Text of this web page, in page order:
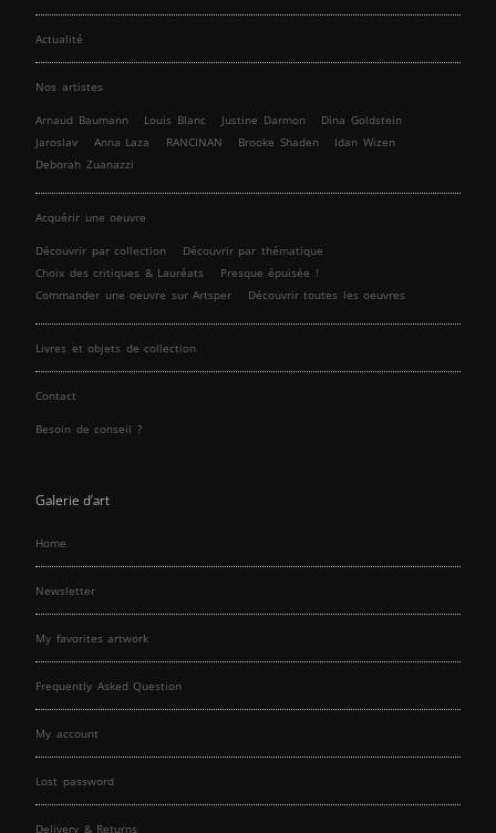
Actualité
Nos artistes
Arnaud Baumann Louis Blanc Justine Darmon
Dina Goldstein
Jaroslav
Anna Laza RANCINAN Brooke Shaden
Idan Wizen
Deborah Zuanazzi
Acquérir une oeuvre
Découvrir par collection
Découvrir par thématique
Choix des critiques & Lauréats
Presque épuisée !
Commander une oeuvre sur Artsper
Découvrir toutes les oeuvres
Livres et objets de collection
Contact
Besoin de conseil ?
Galerie d’art
Home
Newsletter
My favorites artwork
Frequently Asked Question
My account
Lost password
Delivery & Returns